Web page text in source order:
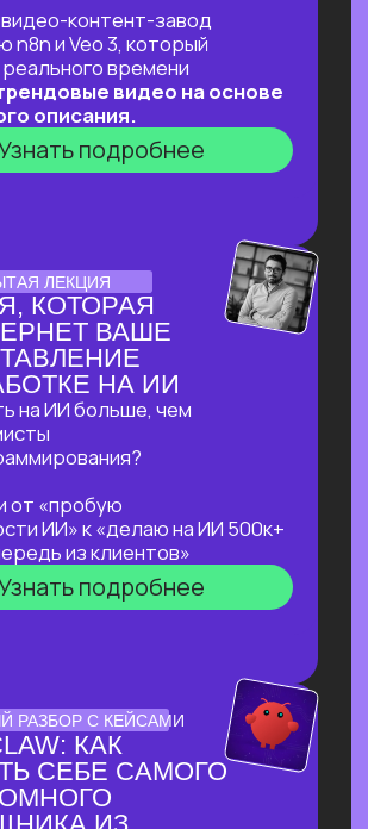
к ним
и «основ» —
мощной
и узнай, что взять
уверенным
подробнее
ДЛЯ
в своём здоровье
ИИ
на врачах и ненужных
при этом
себе
подробнее
ИИ
ПИАРЩИКОВ,
КТО
ТЕКСТОМ
список компаний,
по нужной
примитивного
«получить текст
медиа»